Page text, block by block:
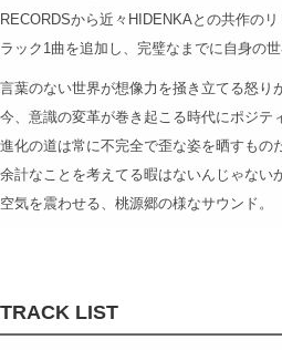
RECORDSから近々HIDENKAとの共作の
ラック1曲を追加し、完璧なまでに自身の
言葉のない世界が想像力を掻き立てる怒
今、意識の変革が巻き起こる時代にポジテ
進化の道は常に不完全で歪な姿を晒すも
余計なことを考えてる暇はないんじゃない
空気を震わせる、桃源郷の様なサウン
TRACK LIST